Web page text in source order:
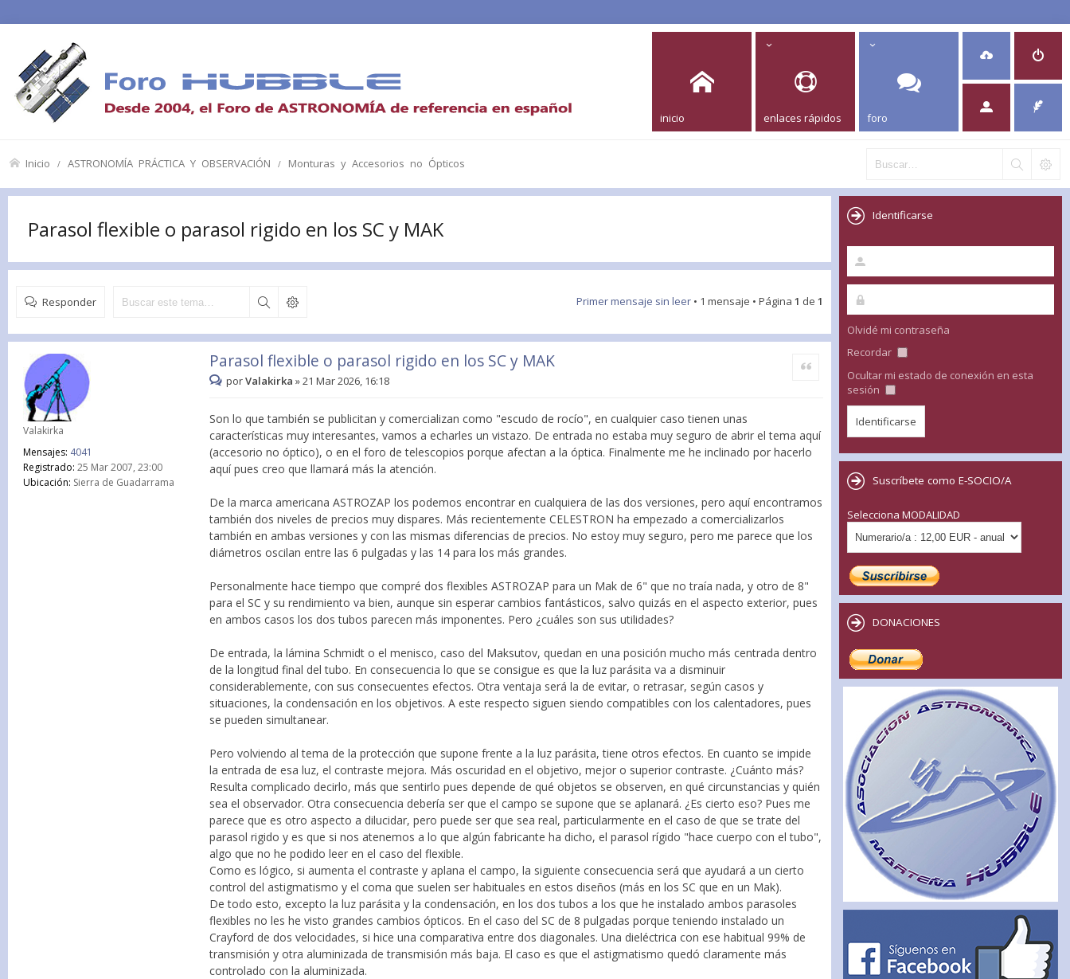
inicio enlaces rápidos foro
Inicio ASTRONOMÍA PRÁCTICA Y OBSERVACIÓN Monturas y Accesorios no Ópticos
Parasol flexible o parasol rigido en los SC y MAK
Responder Primer mensaje sin leer • 1 mensaje • Página 1 de 1
Valakirka
Mensajes: 4041
Registrado: 25 Mar 2007, 23:00
Ubicación: Sierra de Guadarrama
Parasol flexible o parasol rigido en los SC y MAK Citar
porValakirka »21 Mar 2026, 16:18
Son lo que también se publicitan y comercializan como "escudo de rocío", en cualquier caso tienen unas
características muy interesantes, vamos a echarles un vistazo. De entrada no estaba muy seguro de abrir el tema aquí
(accesorio no óptico), o en el foro de telescopios porque afectan a la óptica. Finalmente me he inclinado por hacerlo
aquí pues creo que llamará más la atención.
De la marca americana ASTROZAP los podemos encontrar en cualquiera de las dos versiones, pero aquí encontramos
también dos niveles de precios muy dispares. Más recientemente CELESTRON ha empezado a comercializarlos
también en ambas versiones y con las mismas diferencias de precios. No estoy muy seguro, pero me parece que los
diámetros oscilan entre las 6 pulgadas y las 14 para los más grandes.
Personalmente hace tiempo que compré dos flexibles ASTROZAP para un Mak de 6" que no traía nada, y otro de 8"
para el SC y su rendimiento va bien, aunque sin esperar cambios fantásticos, salvo quizás en el aspecto exterior, pues
en ambos casos los dos tubos parecen más imponentes. Pero ¿cuáles son sus utilidades?
De entrada, la lámina Schmidt o el menisco, caso del Maksutov, quedan en una posición mucho más centrada dentro
de la longitud final del tubo. En consecuencia lo que se consigue es que la luz parásita va a disminuir
considerablemente, con sus consecuentes efectos. Otra ventaja será la de evitar, o retrasar, según casos y
situaciones, la condensación en los objetivos. A este respecto siguen siendo compatibles con los calentadores, pues
se pueden simultanear.
Pero volviendo al tema de la protección que supone frente a la luz parásita, tiene otros efectos. En cuanto se impide
la entrada de esa luz, el contraste mejora. Más oscuridad en el objetivo, mejor o superior contraste. ¿Cuánto más?
Resulta complicado decirlo, más que sentirlo pues depende de qué objetos se observen, en qué circunstancias y quién
sea el observador. Otra consecuencia debería ser que el campo se supone que se aplanará. ¿Es cierto eso? Pues me
parece que es otro aspecto a dilucidar, pero puede ser que sea real, particularmente en el caso de que se trate del
parasol rigido y es que si nos atenemos a lo que algún fabricante ha dicho, el parasol rígido "hace cuerpo con el tubo",
algo que no he podido leer en el caso del flexible.
Como es lógico, si aumenta el contraste y aplana el campo, la siguiente consecuencia será que ayudará a un cierto
control del astigmatismo y el coma que suelen ser habituales en estos diseños (más en los SC que en un Mak).
De todo esto, excepto la luz parásita y la condensación, en los dos tubos a los que he instalado ambos parasoles
flexibles no les he visto grandes cambios ópticos. En el caso del SC de 8 pulgadas porque teniendo instalado un
Crayford de dos velocidades, si hice una comparativa entre dos diagonales. Una dieléctrica con ese habitual 99% de
transmisión y otra aluminizada de transmisión más baja. El caso es que el astigmatismo quedó claramente más
controlado con la aluminizada.
Identificarse
Olvidé mi contraseña
Recordar
Ocultar mi estado de conexión en esta
sesión
Suscríbete como E-SOCIO/A
Selecciona MODALIDAD
DONACIONES